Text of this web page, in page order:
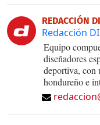
REDACCIÓN
Redacción
Equipo
diseñadores
deportiva, con
hondureño e